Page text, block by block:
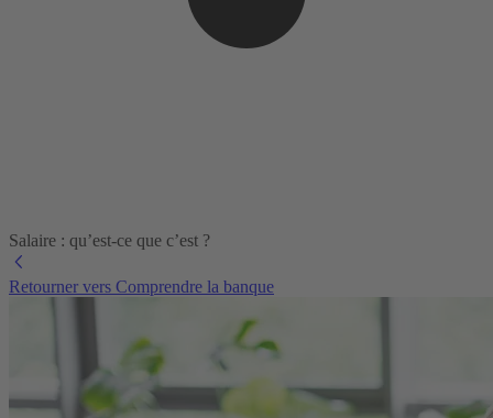
Salaire : qu’est-ce que c’est ?
Retourner vers Comprendre la banque